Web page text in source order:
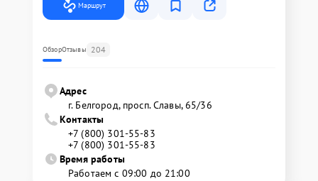
Маршрут
ОбзорОтзывы 204
Адрес
г. Белгород, просп. Славы, 65/36
Контакты
+7 (800) 301-55-83
+7 (800) 301-55-83
Время работы
Работаем с 09:00 до 21:00